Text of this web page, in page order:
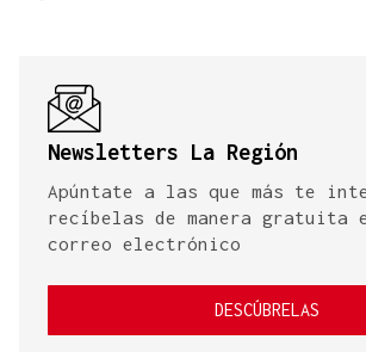
Newsletters La Región
Apúntate a las que más te
recíbelas de manera gratuita
correo electrónico
DESCÚBRELAS